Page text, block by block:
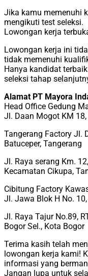
Jika kamu memenuhi
mengikuti test seleksi.
Lowongan kerja
Lowongan kerja ini
tidak memenuhi
Hanya kandidat
seleksi tahap
Alamat PT Mayora
Head Office Gedung
Jl. Daan Mogot KM
Tangerang Factory Jl.
Batuceper, Tangerang
Jl. Raya serang Km.
Kecamatan Cikupa,
Cibitung Factory
Jl. Jawa Blok H No.
Jl. Raya Tajur No.89,
Bogor Sel., Kota Bogor
Terima kasih telah
lowongan kerja kami!
informasi yang
Jangan lupa untuk